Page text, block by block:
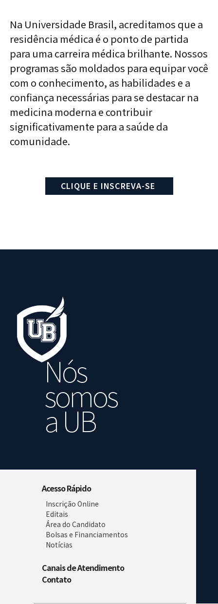
Na Universidade Brasil, acreditamos que a
residência médica é o ponto de partida
para uma carreira médica brilhante. Nossos
programas são moldados para equipar você
com o conhecimento, as habilidades e a
confiança necessárias para se destacar na
medicina moderna e contribuir
significativamente para a saúde da
comunidade.
CLIQUE E INSCREVA-SE
Nós
somos
a UB
Acesso Rápido
Inscrição Online
Editais
Área do Candidato
Bolsas e Financiamentos
Notícias
Canais de Atendimento
Contato